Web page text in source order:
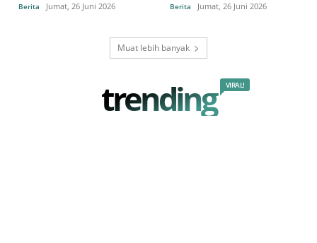
Berita Jumat, 26 Juni 2026 Berita Jumat, 26 Juni 2026
Muat lebih banyak
trending VIRAL!